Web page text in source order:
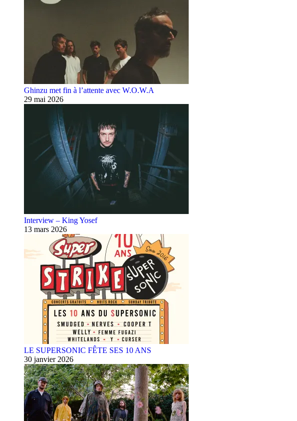
Ghinzu met fin à l’attente avec W.O.W.A
29 mai 2026
Interview – King Yosef
13 mars 2026
LE SUPERSONIC FÊTE SES 10 ANS
30 janvier 2026